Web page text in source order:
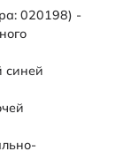
020198) -
синей